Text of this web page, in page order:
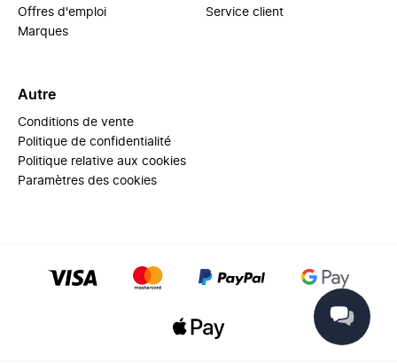
Offres d'emploi
Marques
Service client
Autre
Conditions de vente
Politique de confidentialité
Politique relative aux cookies
Paramètres des cookies